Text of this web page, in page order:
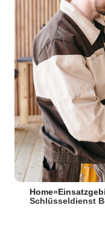
Home»
Schlüsseldienst